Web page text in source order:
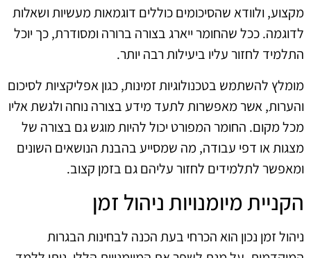
מקצוע, ולוודא שהסיכומים כוללים דוגמאות מעשיות ושאלות
לדוגמה. ככל שהחומר ייארג בצורה ברורה ומסודרת, כך יוכל
התלמיד לחזור עליו ביעילות רבה יותר.
מומלץ להשתמש בטכנולוגיות זמינות, כגון אפליקציות לסיכום
והערות, אשר מאפשרות לתעד מידע בצורה נוחה ולגשת אליו
מכל מקום. החומר המפורט יכול להיות מוגש גם בצורה של
מצגות או דפי עבודה, מה שמסייע בהבנת הנושאים השונים
ומאפשר לתלמידים לחזור עליהם גם בזמן קצוב.
הקניית מיומנויות ניהול זמן
ניהול זמן נכון הוא הכרחי בעת הכנה לבחינות הבגרות